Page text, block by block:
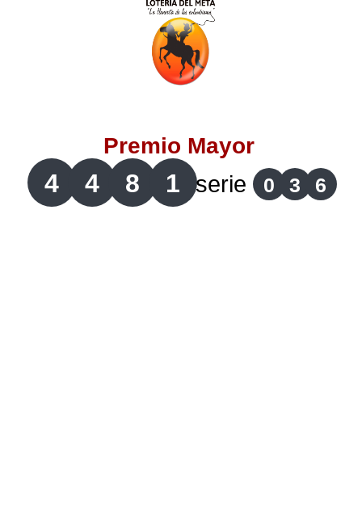
Lotería de Bogotá
Lotería de Risaralda
Lotería de Santander
Lotería del Cauca
Premio Mayor
4 4 8 1 serie 0 3 6